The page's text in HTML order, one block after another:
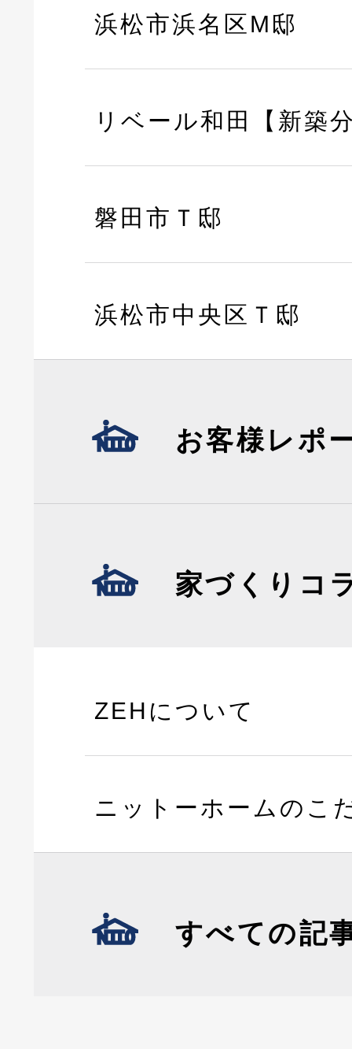
浜松市浜名区M邸
リベール和田【新築
磐田市Ｔ邸
浜松市中央区Ｔ邸
お客様レポ
家づくりコ
ZEHについて
ニットーホームのこ
すべての記